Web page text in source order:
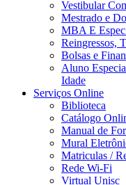
Vestibular
Mestrado e
MBA E
Reingressos,
Bolsas e
Aluno
Idade
Serviços Online
Biblioteca
Catálogo
Manual de
Mural
Matriculas /
Rede Wi-Fi
Virtual Unisc